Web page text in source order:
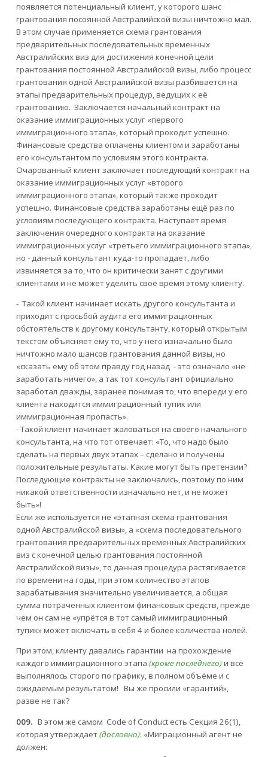
появляется потенциальный клиент, у которого шанс
грантования посоянной Австралийской визы ничтожно мал.
В этом случае применяется схема грантования
предварительных последовательных временных
Австралийских виз для достижения конечной цели
грантования постоянной Австралийской визы, либо процесс
грантования одной Австралийской визы разбивается на
этапы предварительных процедур, ведущих к её
грантованию. Заключается начальный контракт на
оказание иммиграционных услуг «первого
иммиграционного этапа», который проходит успешно.
Финансовые средства оплачены клиентом и заработаны
его консультантом по условиям этого контракта.
Очарованный клиент заключает последующий контракт на
оказание иммиграционных услуг «второго
иммиграционного этапа», который также проходит
успешно. Финансовые средства заработаны ещё раз по
условиям последующего контракта. Наступает время
заключения очередного контракта на оказание
иммиграционных услуг «третьего иммиграционного этапа»,
но - данный консультант куда-то пропадает, либо
извиняется за то, что он критически занят с другими
клиентами и не может уделить своё время этому клиенту.
- Такой клиент начинает искать другого консультанта и
приходит с просьбой аудита его иммиграционных
обстоятельств к другому консультанту, который открытым
текстом объясняет ему то, что у него изначально было
ничтожно мало шансов грантования данной визы, но
«сказать ему об этом правду год назад - это означало «не
заработать ничего», а так тот консультант официально
заработал дважды, заранее понимая то, что впереди у его
клиента находится иммиграционный тупик или
иммиграционная пропасть».
- Такой клиент начинает жаловаться на своего начального
консультанта, на что тот отвечает: «То, что надо было
сделать на первых двух этапах – сделано и получены
положительные результаты. Какие могут быть претензии?
Последующие контракты не заключались, поэтому по ним
никакой ответственности изначально нет, и не может
быть»!
Если же используется не «этапная схема грантования
одной Австралийской визы», а «схема последовательного
грантования предварительных временных Австралийских
виз с конечной целью грантования постоянной
Австралийской визы», то данная процедура растягивается
по времени на годы, при этом количество этапов
зарабатывания значительно увеличивается, а общая
сумма потраченных клиентом финансовых средств, прежде
чем он сам не «упрётся в тот самый иммиграционный
тупик» может включать в себя 4 и более количества нолей.
При этом, клиенту давались гарантии на прохождение
каждого иммиграционного этапа (кроме последнего)и всё
выполнялось сторого по графику, в полном объёме и с
ожидаемым результатом! Вы же просили «гарантий»,
разве не так?
009.В этом же самом Code of Conduct есть Секция 26(1),
которая утверждает(дословно): «Миграционный агент не
должен: